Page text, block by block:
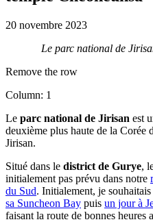
20 novembre 2023
Le parc national de
Remove the row
Column: 1
Le parc national de Jirisan est
deuxième plus haute de la Corée
Jirisan.
Situé dans le district de Gurye,
initialement pas prévu dans notre
du Sud. Initialement, je
sa Suncheon Bay puis un jour à
faisant la route de bonnes heures